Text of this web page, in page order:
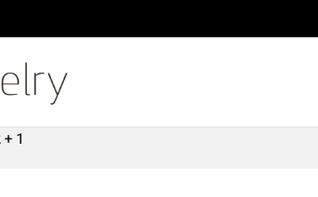
1 + 2 - פריט שלישי בחינם